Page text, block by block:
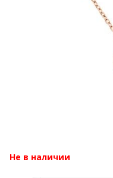
Не в наличии